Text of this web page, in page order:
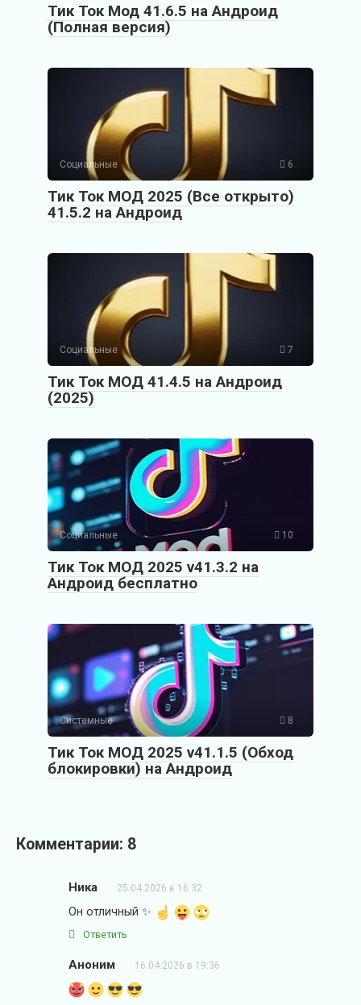
Тик Ток Мод 41.6.5 на Андроид
(Полная версия)
Социальные 6
Тик Ток МОД 2025 (Все открыто)
41.5.2 на Андроид
Социальные 7
Тик Ток МОД 41.4.5 на Андроид
(2025)
Социальные 10
Тик Ток МОД 2025 v41.3.2 на
Андроид бесплатно
Системные 8
Тик Ток МОД 2025 v41.1.5 (Обход
блокировки) на Андроид
Комментарии: 8
Ника 25.04.2026 в 16:32
Он отличный ✨
Ответить
Аноним 16.04.2026 в 19:36